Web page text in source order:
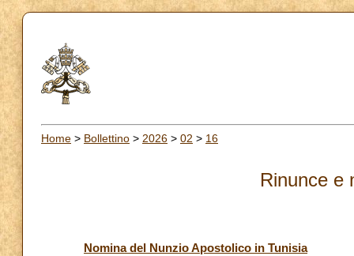
Home > Bollettino > 2026 > 02 > 16
Rinunce e
Nomina del Nunzio Apostolico in Tunisia